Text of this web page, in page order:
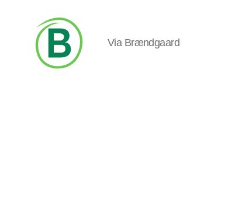
Via Brændgaard